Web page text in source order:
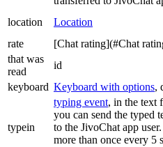
location Location
rate
[Chat rating](#Chat
that was
read
id
keyboard Keyboard with options,
typein
typing event, in the text
you can send the typed
to the JivoChat app
more than once every 5